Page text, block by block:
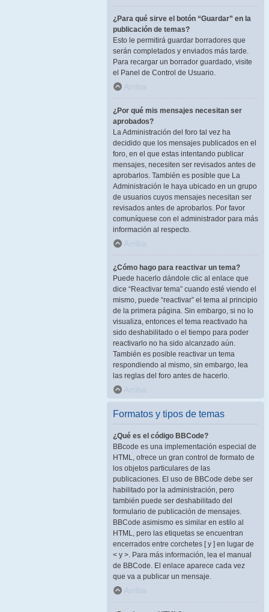
¿Para qué sirve el botón “Guardar” en la
publicación de temas?
Esto le permitirá guardar borradores que
serán completados y enviados más tarde.
Para recargar un borrador guardado, visite
el Panel de Control de Usuario.
Arriba
¿Por qué mis mensajes necesitan ser
aprobados?
La Administración del foro tal vez ha
decidido que los mensajes publicados en el
foro, en el que estas intentando publicar
mensajes, necesiten ser revisados antes de
aprobarlos. También es posible que La
Administración le haya ubicado en un grupo
de usuarios cuyos mensajes necesitan ser
revisados antes de aprobarlos. Por favor
comuníquese con el administrador para más
información al respecto.
Arriba
¿Cómo hago para reactivar un tema?
Puede hacerlo dándole clic al enlace que
dice “Reactivar tema” cuando esté viendo el
mismo, puede “reactivar” el tema al principio
de la primera página. Sin embargo, si no lo
visualiza, entonces el tema reactivado ha
sido deshabilitado o el tiempo para poder
reactivarlo no ha sido alcanzado aún.
También es posible reactivar un tema
respondiendo al mismo, sin embargo, lea
las reglas del foro antes de hacerlo.
Arriba
Formatos y tipos de temas
¿Qué es el código BBCode?
BBcode es una implementación especial de
HTML, ofrece un gran control de formato de
los objetos particulares de las
publicaciones. El uso de BBCode debe ser
habilitado por la administración, pero
también puede ser deshabilitado del
formulario de publicación de mensajes.
BBCode asimismo es similar en estilo al
HTML, pero las etiquetas se encuentran
encerrados entre corchetes [ y ] en lugar de
< y >. Para más información, lea el manual
de BBCode. El enlace aparece cada vez
que va a publicar un mensaje.
Arriba